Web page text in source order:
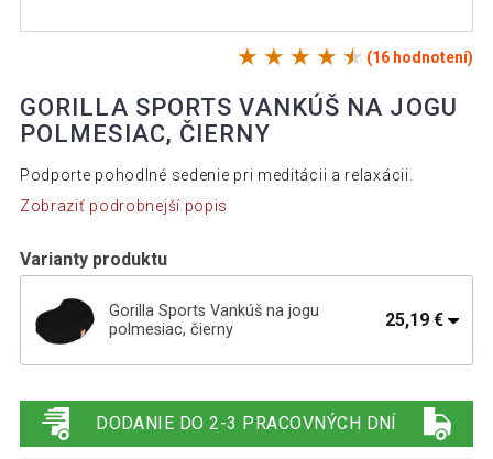
(16 hodnotení)
GORILLA SPORTS VANKÚŠ NA JOGU
POLMESIAC, ČIERNY
Podporte pohodlné sedenie pri meditácii a relaxácii.
Zobraziť podrobnejší popis
Varianty produktu
Gorilla Sports Vankúš na jogu
polmesiac, čierny
25,19 €
červený
DODANIE DO 2-3 PRACOVNÝCH DNÍ